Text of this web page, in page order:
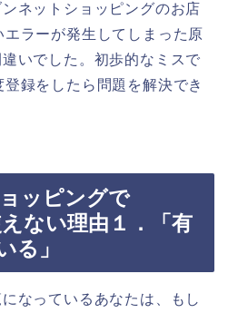
ネットショッピングのお店
ラーが発生してしまった原
いでした。初歩的なミスで
録をしたら問題を解決でき
ッピングで
ない理由１．「有
る」
なっているあなたは、もし